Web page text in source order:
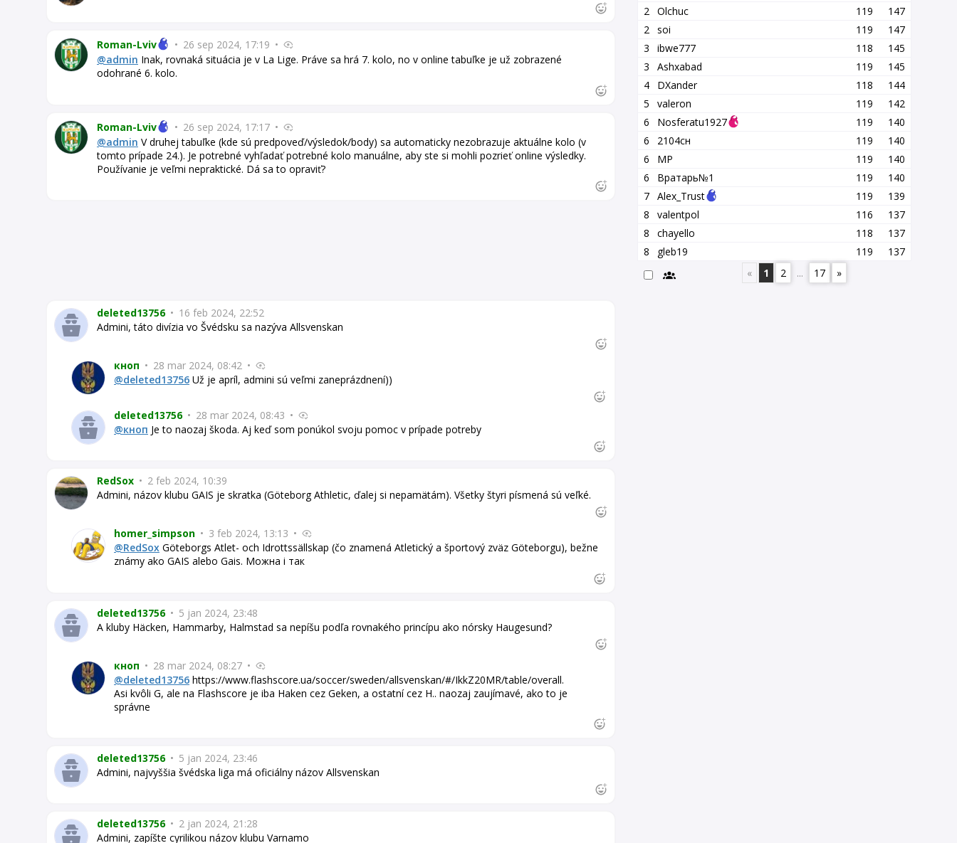
Roman-Lviv • 26 sep 2024, 17:19 •
@admin Inak, rovnaká situácia je v La Lige. Práve sa hrá 7. kolo, no v online tabuľke je už zobrazené
odohrané 6. kolo.
Roman-Lviv • 26 sep 2024, 17:17 •
@admin V druhej tabuľke (kde sú predpoveď/výsledok/body) sa automaticky nezobrazuje aktuálne kolo (v
tomto prípade 24.). Je potrebné vyhľadať potrebné kolo manuálne, aby ste si mohli pozrieť online výsledky.
Používanie je veľmi nepraktické. Dá sa to opraviť?
deleted13756 • 16 feb 2024, 22:52
Admini, táto divízia vo Švédsku sa nazýva Allsvenskan
кноп • 28 mar 2024, 08:42 •
@deleted13756 Už je apríl, admini sú veľmi zaneprázdnení))
deleted13756 • 28 mar 2024, 08:43 •
@кноп Je to naozaj škoda. Aj keď som ponúkol svoju pomoc v prípade potreby
RedSox • 2 feb 2024, 10:39
Admini, názov klubu GAIS je skratka (Göteborg Athletic, ďalej si nepamätám). Všetky štyri písmená sú veľké.
homer_simpson • 3 feb 2024, 13:13 •
@RedSox Göteborgs Atlet- och Idrottssällskap (čo znamená Atletický a športový zväz Göteborgu), bežne
známy ako GAIS alebo Gais. Можна і так
deleted13756 • 5 jan 2024, 23:48
A kluby Häcken, Hammarby, Halmstad sa nepíšu podľa rovnakého princípu ako nórsky Haugesund?
кноп • 28 mar 2024, 08:27 •
@deleted13756 https://www.flashscore.ua/soccer/sweden/allsvenskan/#/IkkZ20MR/table/overall.
Asi kvôli G, ale na Flashscore je iba Haken cez Geken, a ostatní cez H.. naozaj zaujímavé, ako to je
správne
deleted13756 • 5 jan 2024, 23:46
Admini, najvyššia švédska liga má oficiálny názov Allsvenskan
deleted13756 • 2 jan 2024, 21:28
Admini, zapíšte cyrilikou názov klubu Varnamo
2
Olchuc 119
147
2
soi 119
147
3
ibwe777 118
145
3
Ashxabad 119
145
4
DXander 118
144
5
valeron 119
142
6
Nosferatu1927 119
140
6
2104сн 119
140
6
MP 119
140
6
Вратарь№1 119
140
7 Alex_Trust 119
139
8
valentpol 116
137
8
chayello 118
137
8
gleb19 119
137
«
1 2 ... 17 »